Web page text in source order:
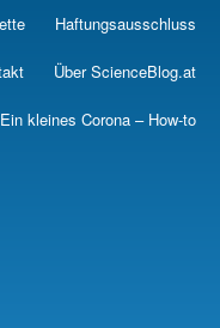
Haftungsausschluss
Über ScienceBlog.at
Ein kleines Corona – How-to